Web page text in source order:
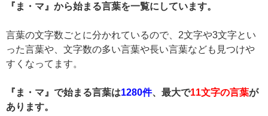
『ま・マ』から始まる言葉を一覧にしています。
言葉の文字数ごとに分かれているので、2文字や3文字とい
った言葉や、文字数の多い言葉や長い言葉なども見つけや
すくなってます。
『ま・マ』で始まる言葉は1280件、最大で11文字の言葉が
あります。